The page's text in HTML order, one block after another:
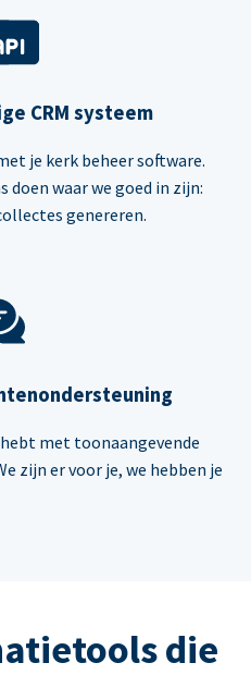
CRM systeem
je kerk beheer software.
doen waar we goed in zijn:
genereren.
met toonaangevende
zijn er voor je, we hebben je
die